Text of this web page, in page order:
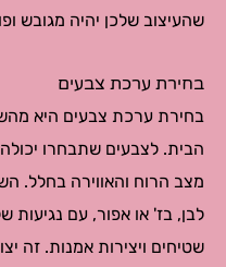
שהעיצוב שלכן יהיה מגובש
בחירת ערכת צבעים
בחירת ערכת צבעים היא
הבית. לצבעים שתבחרו
מצב הרוח והאווירה בחלל.
לבן, בז' או אפור, עם נגיעות
שטיחים ויצירות אמנות. זה